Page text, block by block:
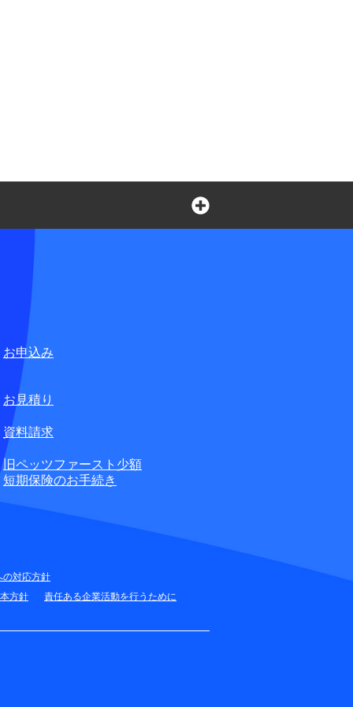
せ窓口
料
ット損害保険株式会社
お申込み
お見積り
資料請求
旧ペッツファースト少額
短期保険のお手続き
の対応方針
方針
責任ある企業活動を行うために